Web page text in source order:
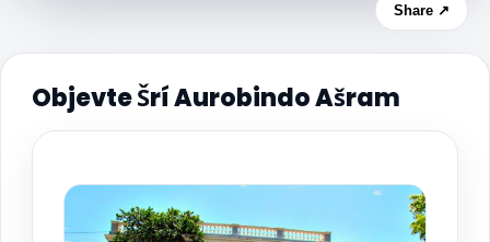
Share ↗
Objevte Šrí Aurobindo Ašram